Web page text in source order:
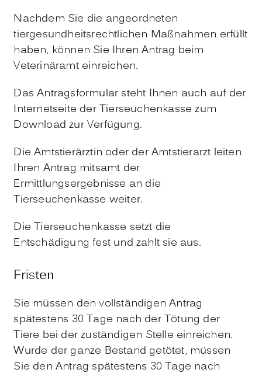
Nachdem Sie die angeordneten
tiergesundheitsrechtlichen Maßnahmen erfüllt
haben, können Sie Ihren Antrag beim
Veterinäramt einreichen.
Das Antragsformular steht Ihnen auch auf der
Internetseite der Tierseuchenkasse zum
Download zur Verfügung.
Die Amtstierärztin oder der Amtstierarzt leiten
Ihren Antrag mitsamt der
Ermittlungsergebnisse an die
Tierseuchenkasse weiter.
Die Tierseuchenkasse setzt die
Entschädigung fest und zahlt sie aus.
Fristen
Sie müssen den vollständigen Antrag
spätestens 30 Tage nach der Tötung der
Tiere bei der zuständigen Stelle einreichen.
Wurde der ganze Bestand getötet, müssen
Sie den Antrag spätestens 30 Tage nach